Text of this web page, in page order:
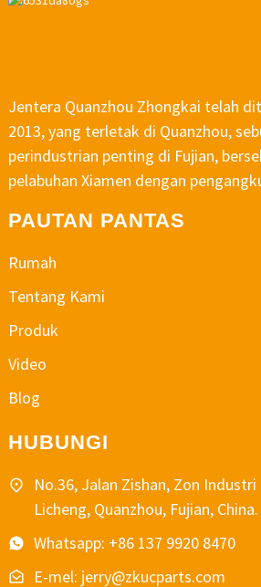
Jentera Quanzhou Zhongkai telah
2013, yang terletak di Quanzhou,
perindustrian penting di Fujian,
pelabuhan Xiamen dengan
PAUTAN PANTAS
Rumah
Tentang Kami
Produk
Video
Blog
HUBUNGI
No.36, Jalan Zishan, Zon
Licheng, Quanzhou, Fujian, China.
Whatsapp: +86 137 9920 8470
E-mel: jerry@zkucparts.com